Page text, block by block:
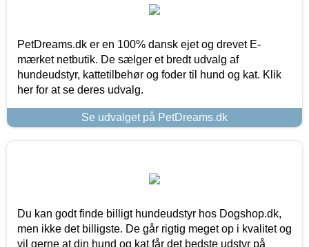
PetDreams.dk er en 100% dansk ejet og drevet E-
mærket netbutik. De sælger et bredt udvalg af
hundeudstyr, kattetilbehør og foder til hund og kat. Klik
her for at se deres udvalg.
Se udvalget på PetDreams.dk
Du kan godt finde billigt hundeudstyr hos Dogshop.dk,
men ikke det billigste. De går rigtig meget op i kvalitet og
vil gerne at din hund og kat får det bedste udstyr på